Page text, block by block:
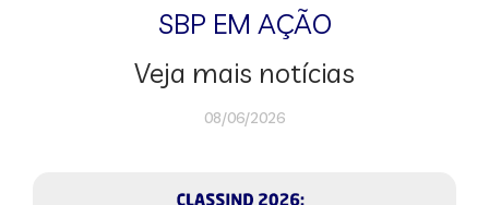
SBP EM AÇÃO
Veja mais notícias
08/06/2026